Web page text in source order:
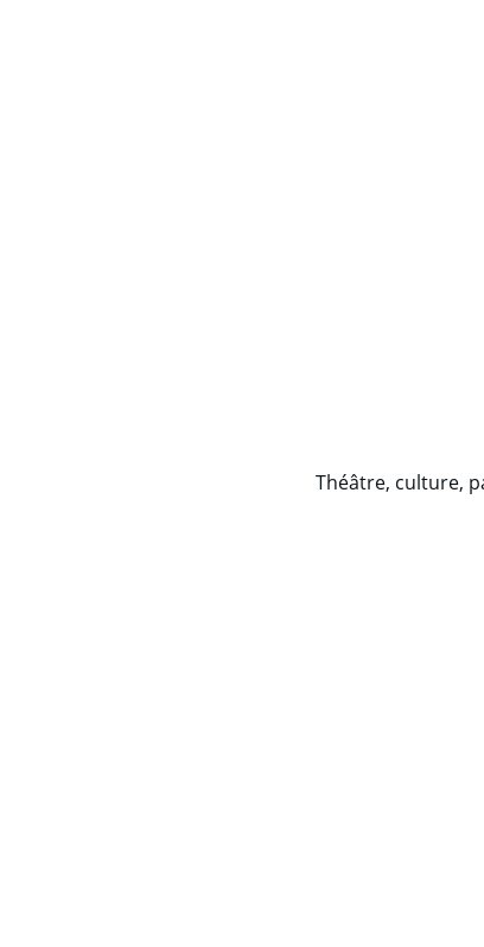
Théâtre, culture,